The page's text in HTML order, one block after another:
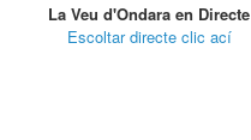
La Veu d'Ondara en Directe
Escoltar directe clic ací